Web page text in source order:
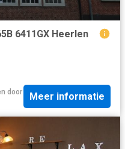
6411GX Heerlen
door
Meer informatie